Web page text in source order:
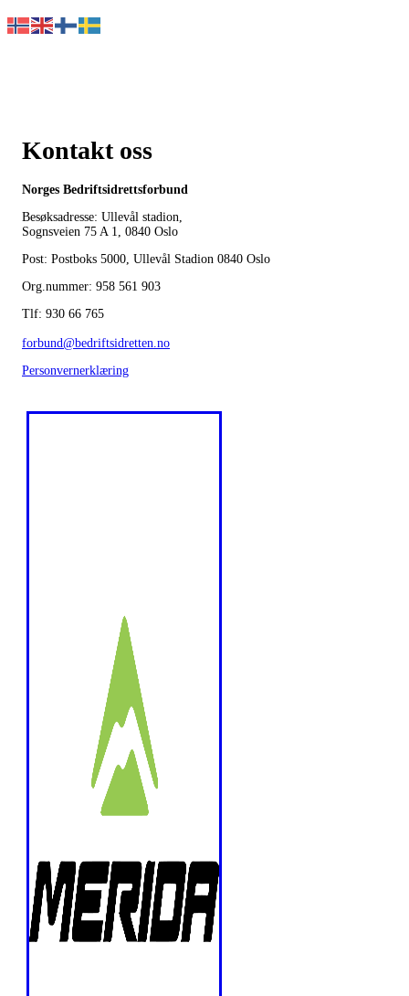
Kontakt oss
Norges Bedriftsidrettsforbund
Besøksadresse: Ullevål stadion,
Sognsveien 75 A 1, 0840 Oslo
Post: Postboks 5000, Ullevål Stadion 0840 Oslo
Org.nummer: 958 561 903
Tlf: 930 66 765
forbund@bedriftsidretten.no
Personvernerklæring